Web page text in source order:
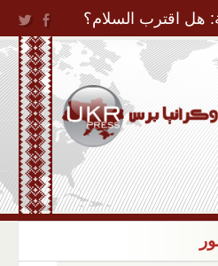
Jump to
هل اقترب السلام؟